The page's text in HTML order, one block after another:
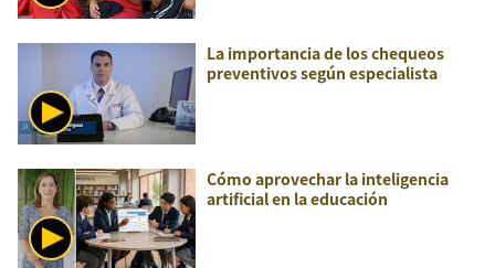
La importancia de los chequeos
preventivos según especialista
Cómo aprovechar la inteligencia
artificial en la educación